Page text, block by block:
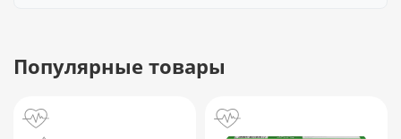
Популярные товары